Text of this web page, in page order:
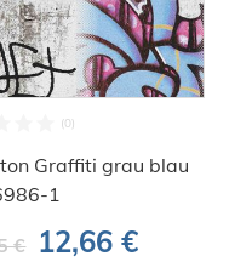
Graffiti grau blau
1
€ 12,66 €